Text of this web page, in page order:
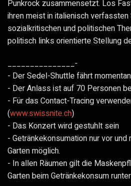
Punkrock zusammensetzt. Los
ihren meist in italienisch
sozialkritischen und politischen
politisch links orientierte Stellung
_______________-
- Der Sedel-Shuttle fährt
- Der Anlass ist auf 70 Personen
- Für das Contact-Tracing
(www.swissnite.ch)
- Das Konzert wird gestuhlt sein
- Getränkekonsumation nur vor
Garten möglich.
- In allen Räumen gilt die
Garten beim Getränkekonsum